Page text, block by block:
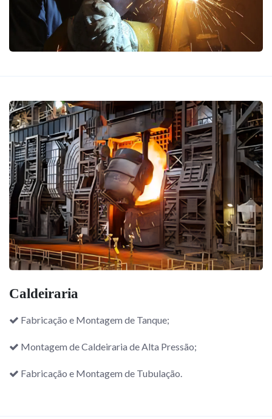
Caldeiraria
Fabricação e Montagem de Tanque;
Montagem de Caldeiraria de Alta Pressão;
Fabricação e Montagem de Tubulação.